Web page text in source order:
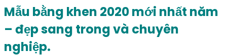
Mẫu bằng khen 2020 mới nhất năm
– đẹp sang trong và chuyên
nghiệp.